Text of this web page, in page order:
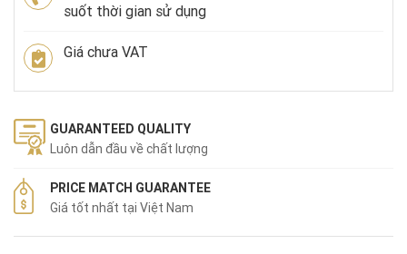
suốt thời gian sử dụng
Giá chưa VAT
GUARANTEED QUALITY
Luôn dẫn đầu về chất lượng
PRICE MATCH GUARANTEE
Giá tốt nhất tại Việt Nam